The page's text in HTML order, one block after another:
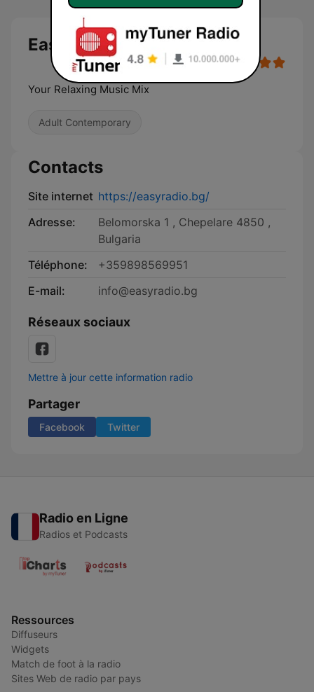
Easy Radio
Your Relaxing Music Mix
Adult Contemporary
Contacts
Site internet https://easyradio.bg/
Adresse:
Belomorska 1 , Chepelare 4850 ,
Bulgaria
Téléphone:
+359898569951
E-mail:
info@easyradio.bg
Réseaux sociaux
Mettre à jour cette information radio
Partager
Facebook Twitter
Radio en Ligne
Radios et Podcasts
Ressources
Diffuseurs
Widgets
Match de foot à la radio
Sites Web de radio par pays